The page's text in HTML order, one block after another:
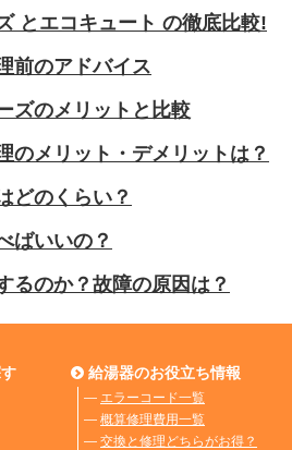
とエコキュート の徹底比較!
前のアドバイス
ズのメリットと比較
のメリット・デメリットは？
どのくらい？
ばいいの？
るのか？故障の原因は？
給湯器のお役立ち情報
― エラーコード一覧
― 概算修理費用一覧
― 交換と修理どちらがお得？